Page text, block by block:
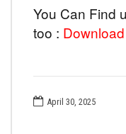
April 30, 2025
You Can Find
too :